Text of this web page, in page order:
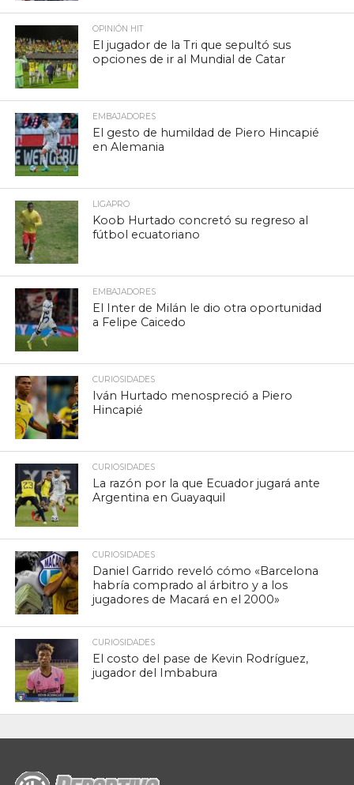
OPINIÓN HIT
El jugador de la Tri que sepultó sus
opciones de ir al Mundial de Catar
EMBAJADORES
El gesto de humildad de Piero Hincapié
en Alemania
LIGAPRO
Koob Hurtado concretó su regreso al
fútbol ecuatoriano
EMBAJADORES
El Inter de Milán le dio otra oportunidad
a Felipe Caicedo
CURIOSIDADES
Iván Hurtado menospreció a Piero
Hincapié
CURIOSIDADES
La razón por la que Ecuador jugará ante
Argentina en Guayaquil
CURIOSIDADES
Daniel Garrido reveló cómo «Barcelona
habría comprado al árbitro y a los
jugadores de Macará en el 2000»
CURIOSIDADES
El costo del pase de Kevin Rodríguez,
jugador del Imbabura